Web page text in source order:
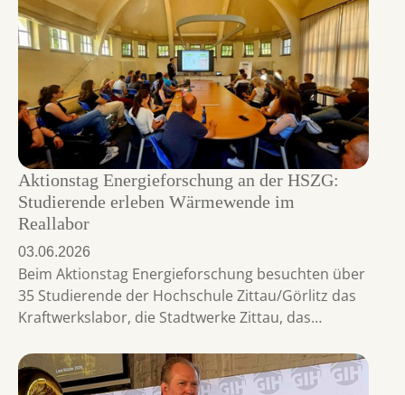
Aktionstag Energieforschung an der HSZG:
Studierende erleben Wärmewende im
Reallabor
03.06.2026
Beim Aktionstag Energieforschung besuchten über
35 Studierende der Hochschule Zittau/Görlitz das
Kraftwerkslabor, die Stadtwerke Zittau, das…